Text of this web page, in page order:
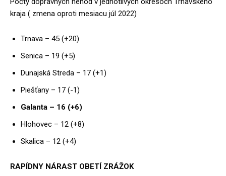
kraja ( zmena oproti mesiacu júl 2022)
Trnava – 45 (+20)
Senica – 19 (+5)
Dunajská Streda – 17 (+1)
Piešťany – 17 (-1)
Galanta – 16 (+6)
Hlohovec – 12 (+8)
Skalica – 12 (+4)
RAPÍDNY NÁRAST OBETÍ ZRÁŽOK